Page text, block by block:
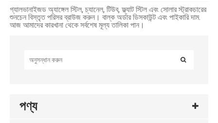
গ্যালভানাইজড অ্যাঙ্গেল স্টিল, চ্যানেল, টিউব, ফ্ল্যাট স্টিল এবং সোলার স্ট্রাকচারের
শুনচেন বিস্তৃত পরিসর ব্রাউজ করুন। বাল্ক অর্ডার ডিসকাউন্ট এবং পাইকারি দাম.
আজ আমাদের কারখানা থেকে সর্বশেষ মূল্য তালিকা পান।
পণ্য